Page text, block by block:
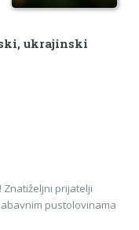
ukrajinski
Znatiželjni prijatelji
pustolovinama